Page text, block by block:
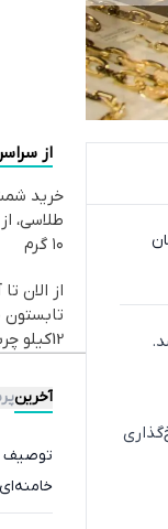
میلیون و ۵۷۶ هزار و ۲۰۰ تومان
نرخ‌گذاری
از
خرید
۱۰ گرم
از الان تا
12کیلو
آخرین
توصیف
خامنه‌ای